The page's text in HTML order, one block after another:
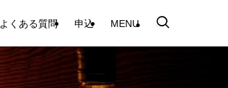
よくある質問 申込 MENU